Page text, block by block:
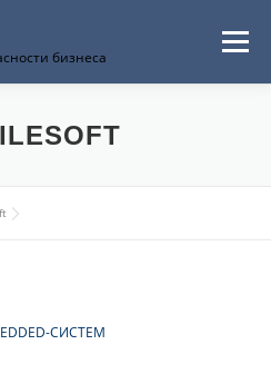
бизнеса
Меню
КОНТАКТЫ
СИСТЕМ